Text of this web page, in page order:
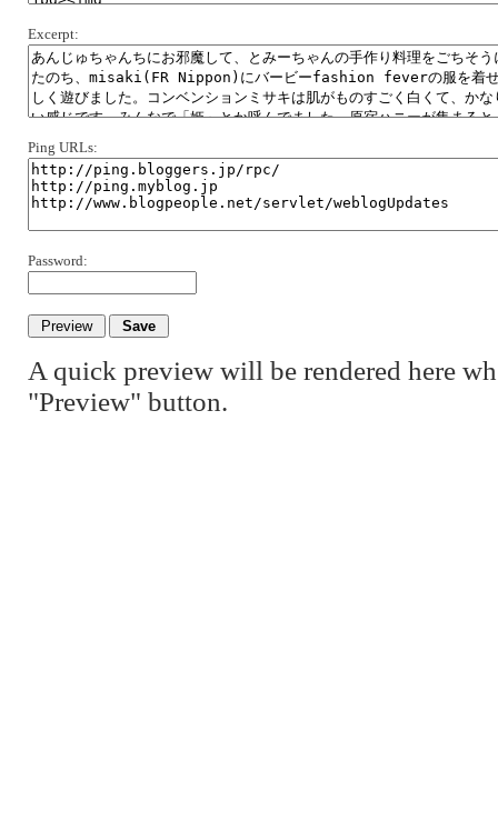
Excerpt:
Ping URLs:
Password:
A quick preview will be rendered here
"Preview" button.